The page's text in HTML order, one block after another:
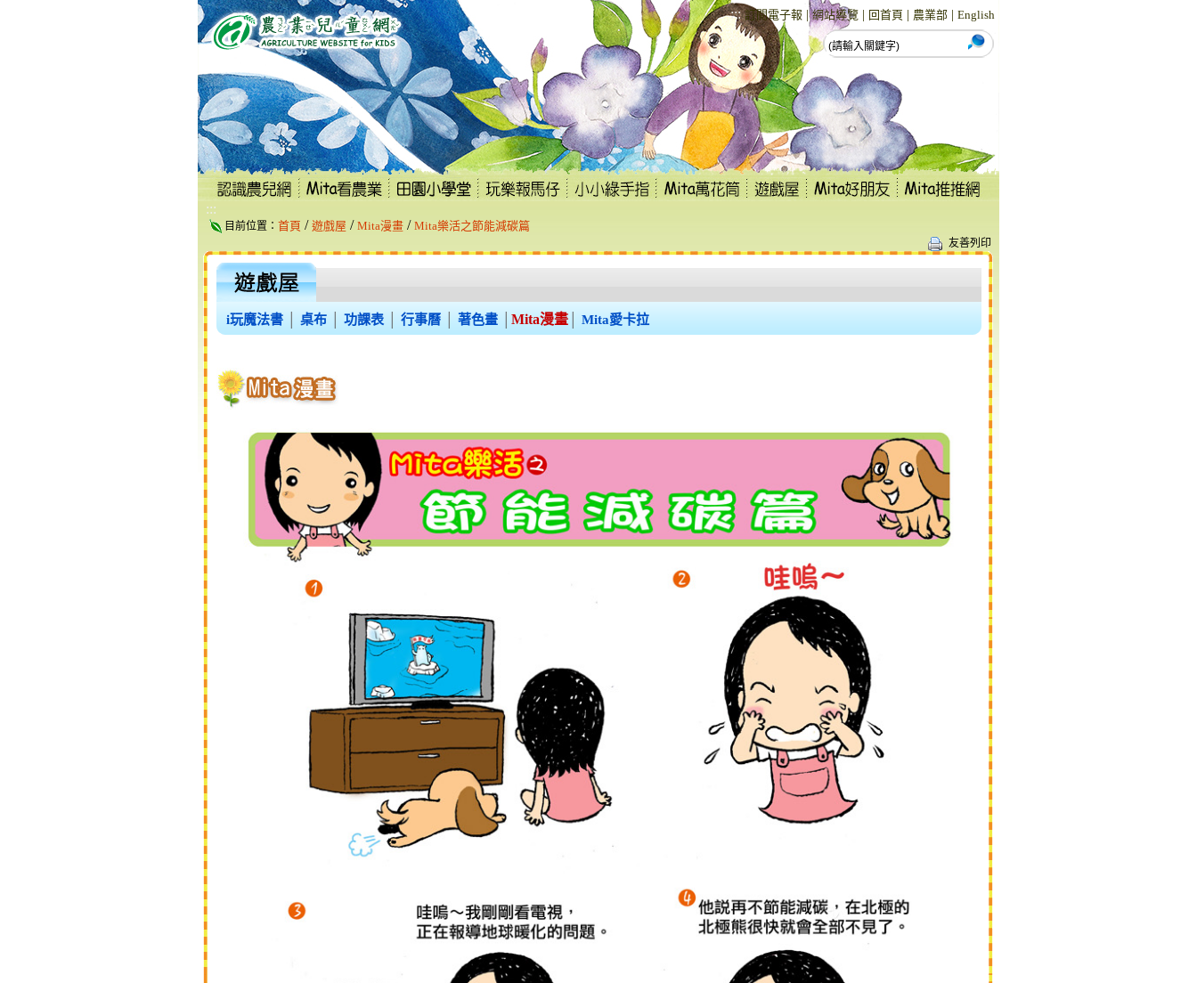
跳
到
要
內
容
區
塊
::: 訂閱電子報 |網站導覽 | 回首頁 | 農業部 | English
:::
目前位置： 首頁 / 遊戲屋 / Mita漫畫 / Mita樂活之節能減碳篇
友善列印
i玩魔法書 桌布 功課表 行事曆 著色畫 Mita漫畫 Mita愛卡拉